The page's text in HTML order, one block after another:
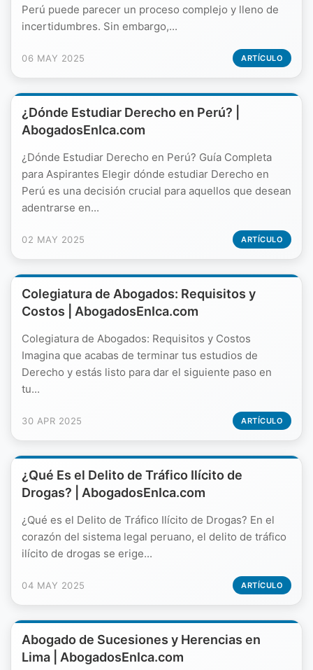
Perú puede parecer un proceso complejo y lleno de
incertidumbres. Sin embargo,...
06 MAY 2025 ARTÍCULO
¿Dónde Estudiar Derecho en Perú? |
AbogadosEnIca.com
¿Dónde Estudiar Derecho en Perú? Guía Completa
para Aspirantes Elegir dónde estudiar Derecho en
Perú es una decisión crucial para aquellos que desean
adentrarse en...
02 MAY 2025 ARTÍCULO
Colegiatura de Abogados: Requisitos y
Costos | AbogadosEnIca.com
Colegiatura de Abogados: Requisitos y Costos
Imagina que acabas de terminar tus estudios de
Derecho y estás listo para dar el siguiente paso en
tu...
30 APR 2025 ARTÍCULO
¿Qué Es el Delito de Tráfico Ilícito de
Drogas? | AbogadosEnIca.com
¿Qué es el Delito de Tráfico Ilícito de Drogas? En el
corazón del sistema legal peruano, el delito de tráfico
ilícito de drogas se erige...
04 MAY 2025 ARTÍCULO
Abogado de Sucesiones y Herencias en
Lima | AbogadosEnIca.com